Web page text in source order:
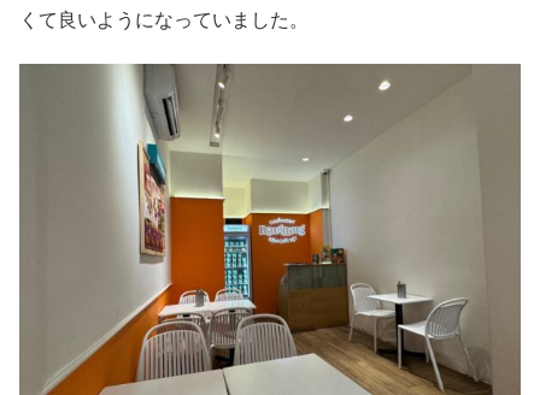
くて良いようになっていました。